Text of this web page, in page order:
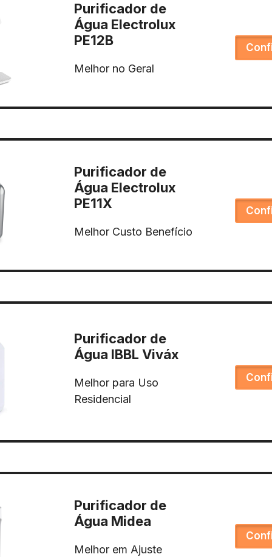
Purificador de
Água Electrolux
PE12B
Melhor no Geral
Purificador de
Água Electrolux
PE11X
Melhor Custo Benefício
Purificador de
Água IBBL Viváx
Melhor para Uso
Residencial
Purificador de
Água Midea
Melhor em Ajuste